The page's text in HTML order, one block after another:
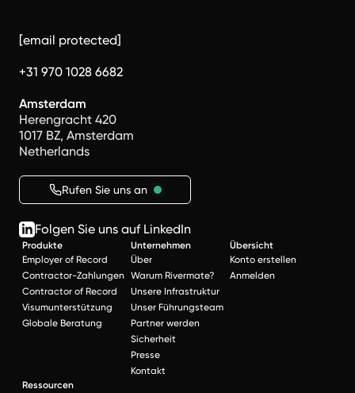
[email protected]
+31 970 1028 6682
Amsterdam
Herengracht 420
1017 BZ, Amsterdam
Netherlands
Rufen Sie uns an
Folgen Sie uns auf LinkedIn
Produkte
Employer of Record
Contractor-Zahlungen
Contractor of Record
Visumunterstützung
Globale Beratung
Unternehmen
Über
Warum Rivermate?
Unsere Infrastruktur
Unser Führungsteam
Partner werden
Sicherheit
Presse
Kontakt
Übersicht
Konto erstellen
Anmelden
Ressourcen